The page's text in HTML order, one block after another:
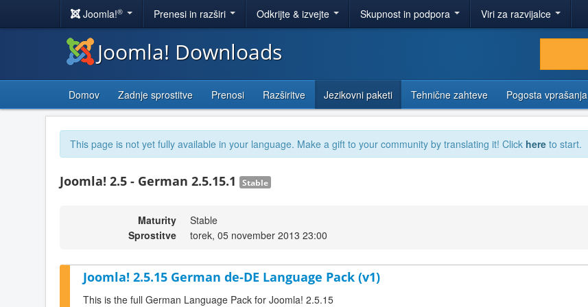
Joomla!® Prenesi in razširi Odkrijte & izvejte Skupnost in podpora Viri za razvijalce
Joomla! Downloads
Domov Zadnje sprostitve Prenosi Razširitve Jezikovni paketi Tehnične zahteve Pogosta vprašanja
This page is not yet fully available in your language. Make a gift to your community by translating it! Click here to start.
Joomla! 2.5 - German 2.5.15.1 Stable
Maturity
Stable
Sprostitve
torek, 05 november 2013 23:00
Joomla! 2.5.15 German de-DE Language Pack (v1)
This is the full German Language Pack for Joomla! 2.5.15